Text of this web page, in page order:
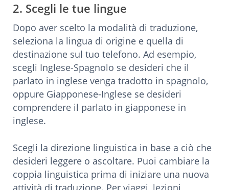
2. Scegli le tue lingue
Dopo aver scelto la modalità di traduzione,
seleziona la lingua di origine e quella di
destinazione sul tuo telefono. Ad esempio,
scegli Inglese-Spagnolo se desideri che il
parlato in inglese venga tradotto in spagnolo,
oppure Giapponese-Inglese se desideri
comprendere il parlato in giapponese in
inglese.
Scegli la direzione linguistica in base a ciò che
desideri leggere o ascoltare. Puoi cambiare la
coppia linguistica prima di iniziare una nuova